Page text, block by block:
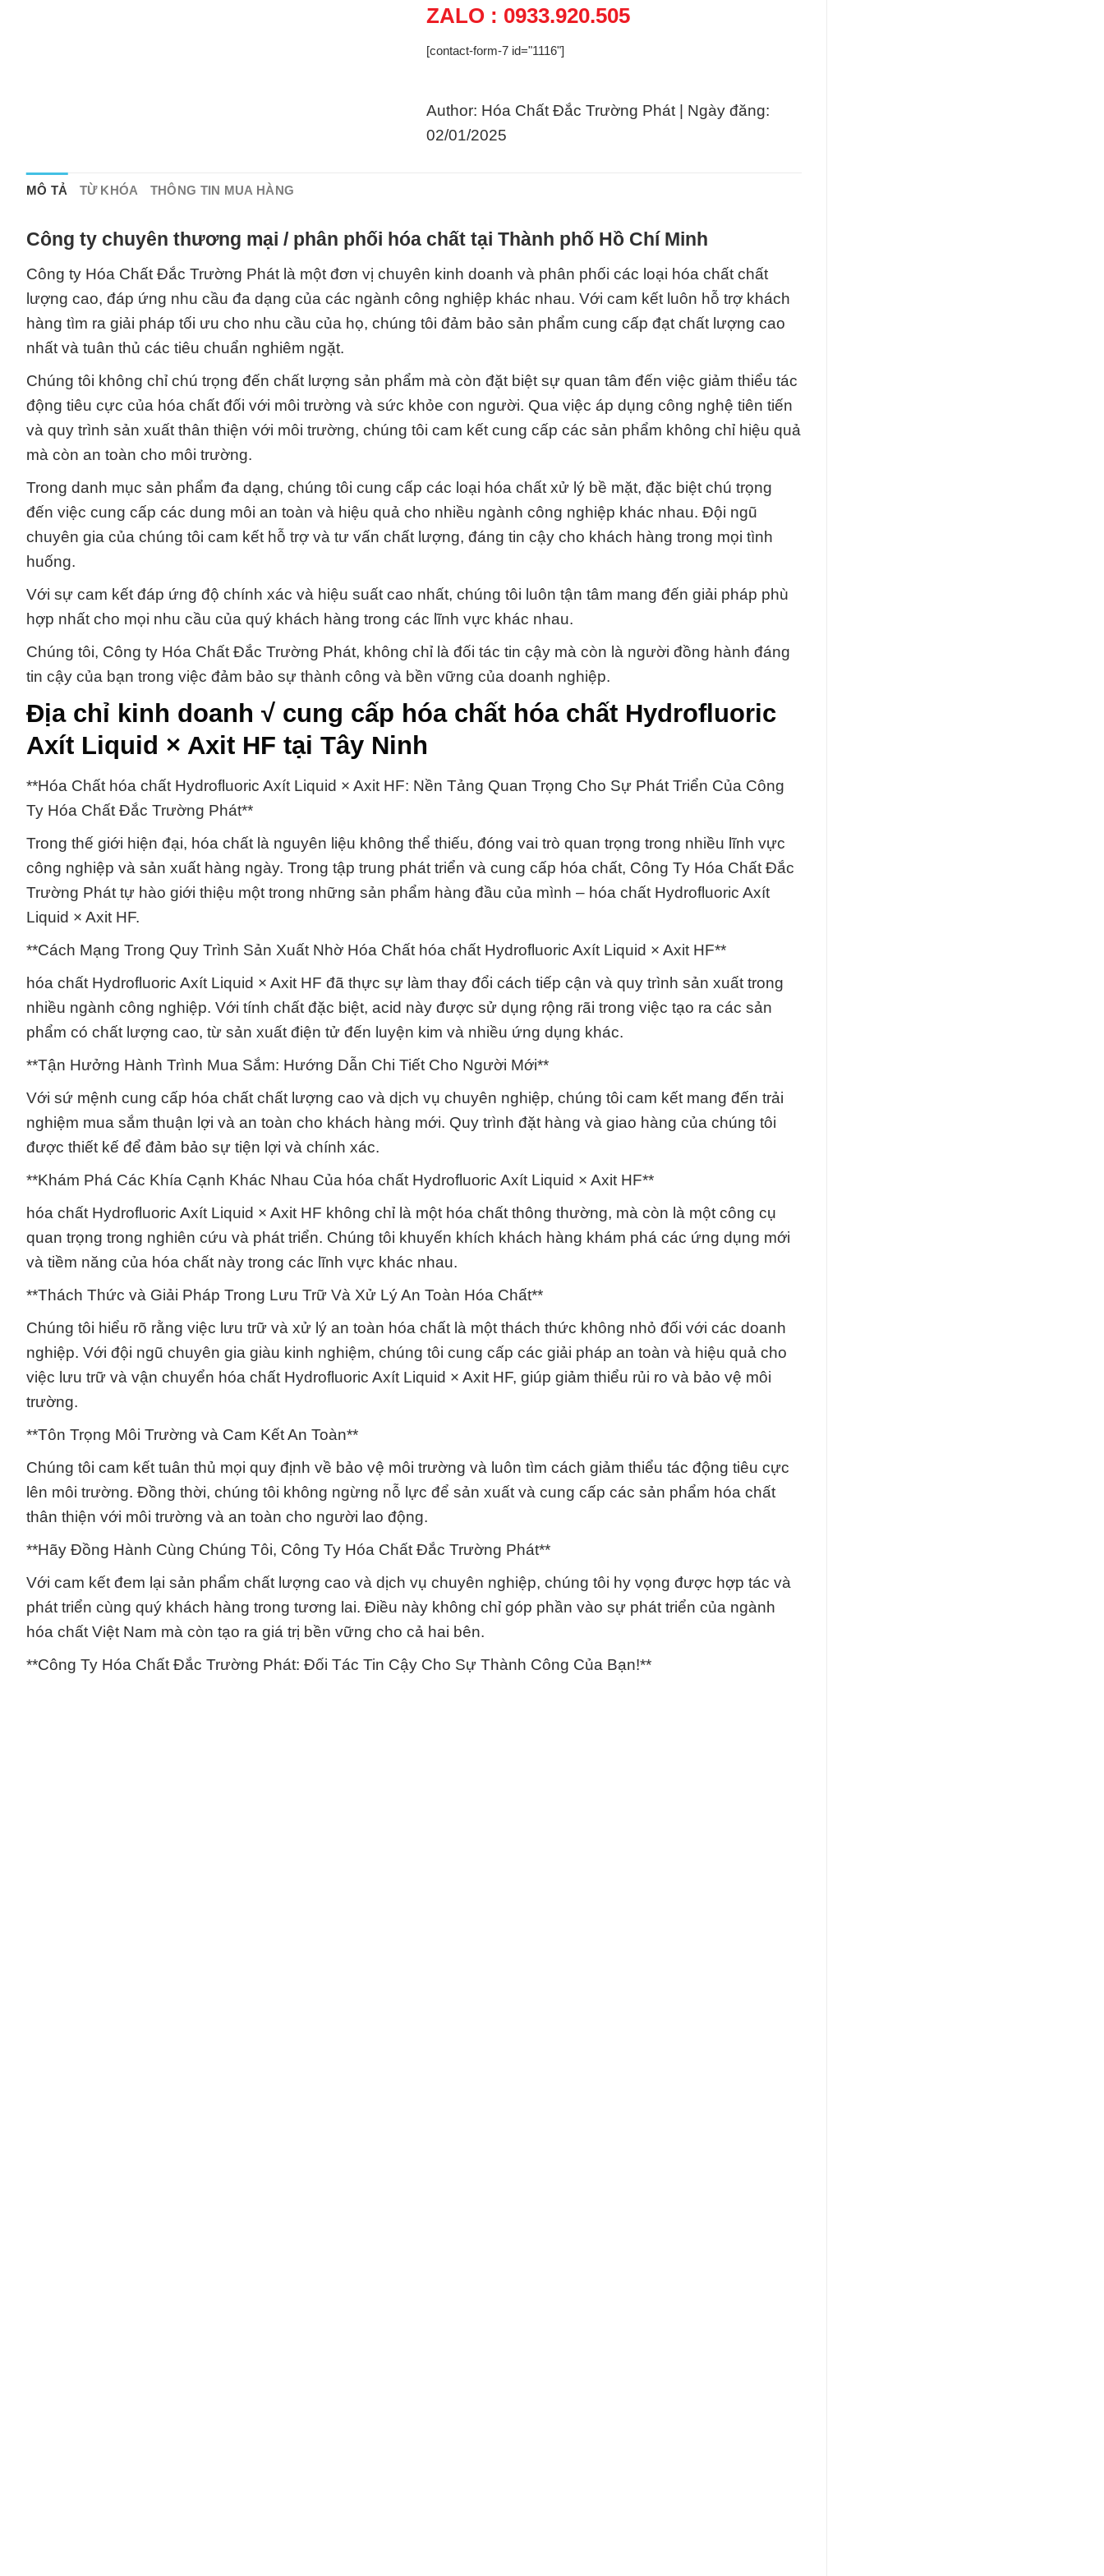
ZALO : 0933.920.505
[contact-form-7 id="1116"]
Author: Hóa Chất Đắc Trường Phát | Ngày đăng:
02/01/2025
MÔ TẢ TỪ KHÓA THÔNG TIN MUA HÀNG
Công ty chuyên thương mại / phân phối hóa chất tại Thành phố Hồ Chí Minh
Công ty Hóa Chất Đắc Trường Phát là một đơn vị chuyên kinh doanh và phân phối các loại hóa chất chất
lượng cao, đáp ứng nhu cầu đa dạng của các ngành công nghiệp khác nhau. Với cam kết luôn hỗ trợ khách
hàng tìm ra giải pháp tối ưu cho nhu cầu của họ, chúng tôi đảm bảo sản phẩm cung cấp đạt chất lượng cao
nhất và tuân thủ các tiêu chuẩn nghiêm ngặt.
Chúng tôi không chỉ chú trọng đến chất lượng sản phẩm mà còn đặt biệt sự quan tâm đến việc giảm thiểu tác
động tiêu cực của hóa chất đối với môi trường và sức khỏe con người. Qua việc áp dụng công nghệ tiên tiến
và quy trình sản xuất thân thiện với môi trường, chúng tôi cam kết cung cấp các sản phẩm không chỉ hiệu quả
mà còn an toàn cho môi trường.
Trong danh mục sản phẩm đa dạng, chúng tôi cung cấp các loại hóa chất xử lý bề mặt, đặc biệt chú trọng
đến việc cung cấp các dung môi an toàn và hiệu quả cho nhiều ngành công nghiệp khác nhau. Đội ngũ
chuyên gia của chúng tôi cam kết hỗ trợ và tư vấn chất lượng, đáng tin cậy cho khách hàng trong mọi tình
huống.
Với sự cam kết đáp ứng độ chính xác và hiệu suất cao nhất, chúng tôi luôn tận tâm mang đến giải pháp phù
hợp nhất cho mọi nhu cầu của quý khách hàng trong các lĩnh vực khác nhau.
Chúng tôi, Công ty Hóa Chất Đắc Trường Phát, không chỉ là đối tác tin cậy mà còn là người đồng hành đáng
tin cậy của bạn trong việc đảm bảo sự thành công và bền vững của doanh nghiệp.
Địa chỉ kinh doanh √ cung cấp hóa chất hóa chất Hydrofluoric
Axít Liquid × Axit HF tại Tây Ninh
**Hóa Chất hóa chất Hydrofluoric Axít Liquid × Axit HF: Nền Tảng Quan Trọng Cho Sự Phát Triển Của Công
Ty Hóa Chất Đắc Trường Phát**
Trong thế giới hiện đại, hóa chất là nguyên liệu không thể thiếu, đóng vai trò quan trọng trong nhiều lĩnh vực
công nghiệp và sản xuất hàng ngày. Trong tập trung phát triển và cung cấp hóa chất, Công Ty Hóa Chất Đắc
Trường Phát tự hào giới thiệu một trong những sản phẩm hàng đầu của mình – hóa chất Hydrofluoric Axít
Liquid × Axit HF.
**Cách Mạng Trong Quy Trình Sản Xuất Nhờ Hóa Chất hóa chất Hydrofluoric Axít Liquid × Axit HF**
hóa chất Hydrofluoric Axít Liquid × Axit HF đã thực sự làm thay đổi cách tiếp cận và quy trình sản xuất trong
nhiều ngành công nghiệp. Với tính chất đặc biệt, acid này được sử dụng rộng rãi trong việc tạo ra các sản
phẩm có chất lượng cao, từ sản xuất điện tử đến luyện kim và nhiều ứng dụng khác.
**Tận Hưởng Hành Trình Mua Sắm: Hướng Dẫn Chi Tiết Cho Người Mới**
Với sứ mệnh cung cấp hóa chất chất lượng cao và dịch vụ chuyên nghiệp, chúng tôi cam kết mang đến trải
nghiệm mua sắm thuận lợi và an toàn cho khách hàng mới. Quy trình đặt hàng và giao hàng của chúng tôi
được thiết kế để đảm bảo sự tiện lợi và chính xác.
**Khám Phá Các Khía Cạnh Khác Nhau Của hóa chất Hydrofluoric Axít Liquid × Axit HF**
hóa chất Hydrofluoric Axít Liquid × Axit HF không chỉ là một hóa chất thông thường, mà còn là một công cụ
quan trọng trong nghiên cứu và phát triển. Chúng tôi khuyến khích khách hàng khám phá các ứng dụng mới
và tiềm năng của hóa chất này trong các lĩnh vực khác nhau.
**Thách Thức và Giải Pháp Trong Lưu Trữ Và Xử Lý An Toàn Hóa Chất**
Chúng tôi hiểu rõ rằng việc lưu trữ và xử lý an toàn hóa chất là một thách thức không nhỏ đối với các doanh
nghiệp. Với đội ngũ chuyên gia giàu kinh nghiệm, chúng tôi cung cấp các giải pháp an toàn và hiệu quả cho
việc lưu trữ và vận chuyển hóa chất Hydrofluoric Axít Liquid × Axit HF, giúp giảm thiểu rủi ro và bảo vệ môi
trường.
**Tôn Trọng Môi Trường và Cam Kết An Toàn**
Chúng tôi cam kết tuân thủ mọi quy định về bảo vệ môi trường và luôn tìm cách giảm thiểu tác động tiêu cực
lên môi trường. Đồng thời, chúng tôi không ngừng nỗ lực để sản xuất và cung cấp các sản phẩm hóa chất
thân thiện với môi trường và an toàn cho người lao động.
**Hãy Đồng Hành Cùng Chúng Tôi, Công Ty Hóa Chất Đắc Trường Phát**
Với cam kết đem lại sản phẩm chất lượng cao và dịch vụ chuyên nghiệp, chúng tôi hy vọng được hợp tác và
phát triển cùng quý khách hàng trong tương lai. Điều này không chỉ góp phần vào sự phát triển của ngành
hóa chất Việt Nam mà còn tạo ra giá trị bền vững cho cả hai bên.
**Công Ty Hóa Chất Đắc Trường Phát: Đối Tác Tin Cậy Cho Sự Thành Công Của Bạn!**